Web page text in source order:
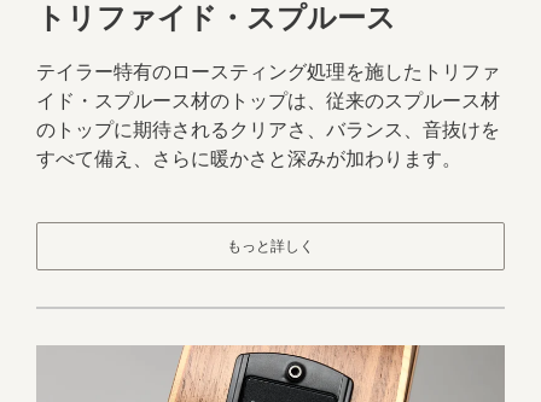
トリファイド・スプルース
テイラー特有のロースティング処理を施したトリファ
イド・スプルース材のトップは、従来のスプルース材
のトップに期待されるクリアさ、バランス、音抜けを
すべて備え、さらに暖かさと深みが加わります。
もっと詳しく